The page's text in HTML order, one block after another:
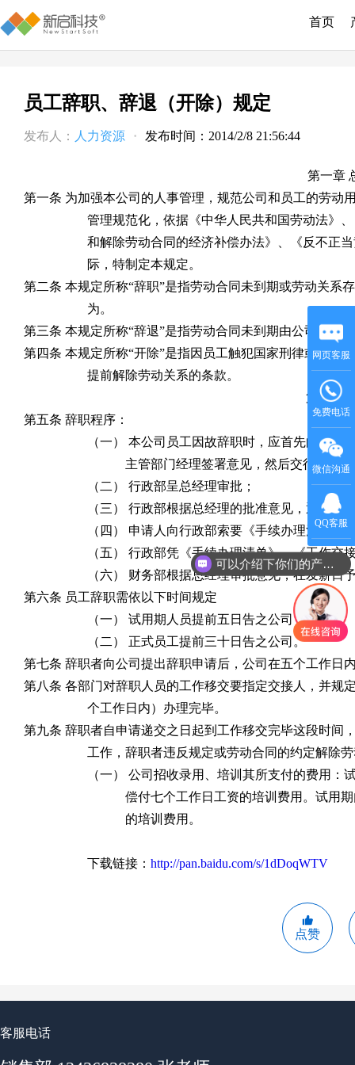
首页
员工辞职、辞退（开除）规定
发布人： 人力资源 · 发布时间：2014/2/8 21:56:44
第一章
第一条 为加强本公司的人事管理，规范公司和员工的劳动
管理规范化，依据《中华人民共和国劳动法》
和解除劳动合同的经济补偿办法》、《反不正
际，特制定本规定。
第二条 本规定所称“辞职”是指劳动合同未到期或劳动关系
为。
第三条 本规定所称“辞退”是指劳动合同未到期由公司主动
第四条 本规定所称“开除”是指因员工触犯国家刑律或严重
提前解除劳动关系的条款。
第二章
第五条 辞职程序：
（一） 本公司员工因故辞职时，应首先向行
主管部门经理签署意见，然后交行政部；
（二） 行政部呈总经理审批；
（三） 行政部根据总经理的批准意见，通知申
（四） 申请人向行政部索要《手续办理清单》
（五） 行政部凭《手续办理清单》、《工作
（六） 财务部根据总经理审批意见，在发薪日
第六条 员工辞职需依以下时间规定
（一） 试用期人员提前五日告之公司；
（二） 正式员工提前三十日告之公司。
第七条 辞职者向公司提出辞职申请后，公司在五个工作日
第八条 各部门对辞职人员的工作移交要指定交接人，并规
个工作日内）办理完毕。
第九条 辞职者自申请递交之日起到工作移交完毕这段时间
工作，辞职者违反规定或劳动合同的约定解除
（一） 公司招收录用、培训其所支付的费用
偿付七个工作日工资的培训费用。试用
的培训费用。
下载链接： http://pan.baidu.com/s/1dDoqWTV
点赞
客服电话
网页客服
免费电话
微信沟通
QQ客服
可以介绍下你们的产品么